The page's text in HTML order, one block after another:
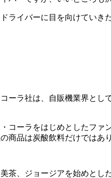
ライバーに目を向けていき
ーラ社は、自販機業界とし
コーラをはじめとしたファ
商品は炭酸飲料だけではあ
茶、ジョージアを始めとし